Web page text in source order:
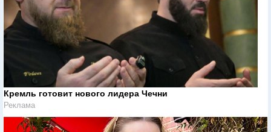
Кремль готовит нового лидера Чечни
Реклама